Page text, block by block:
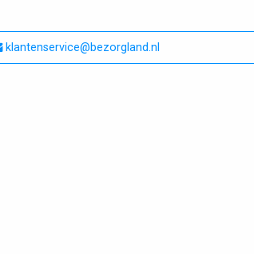
klantenservice@bezorgland.nl